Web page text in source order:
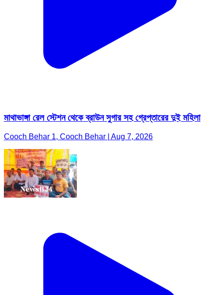
মাথাভাঙ্গা রেল স্টেশন থেকে ব্রাউন সুগার সহ গ্রেপ্তারের দুই মহিলা
Cooch Behar 1, Cooch Behar | Aug 7, 2026